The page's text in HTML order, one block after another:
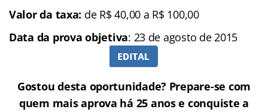
Valor da taxa: de R$ 40,00 a R$ 100,00
Data da prova objetiva: 23 de agosto de 2015
Gostou desta oportunidade? Prepare-se com
quem mais aprova há 25 anos e conquiste a